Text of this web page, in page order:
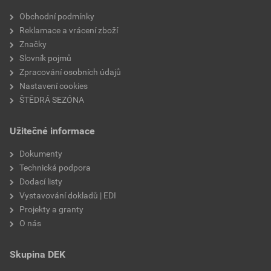
Velikost
faktor difuzního odporu
materiálová báze
Obchodní podmínky
Reklamace a vrácení zboží
Značky
Slovník pojmů
Zpracování osobních údajů
Nastavení cookies
ŠTĚDRÁ SEZÓNA
Užitečné informace
Dokumenty
Technická podpora
Dodací listy
Vystavování dokladů | EDI
Projekty a granty
O nás
Skupina DEK